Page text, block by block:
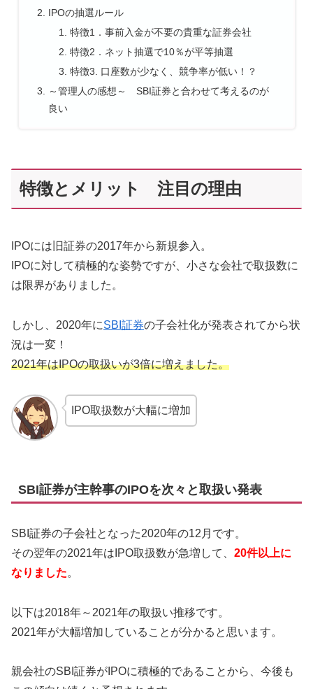
IPOの抽選ルール
特徴1．事前入金が不要の貴重な証券会社
特徴2．ネット抽選で10％が平等抽選
特徴3. 口座数が少なく、競争率が低い！？
～管理人の感想～ SBI証券と合わせて考えるのが
良い
特徴とメリット 注目の理由
IPOには旧証券の2017年から新規参入。
IPOに対して積極的な姿勢ですが、小さな会社で取扱数に
は限界がありました。
しかし、2020年にSBI証券の子会社化が発表されてから状
況は一変！
2021年はIPOの取扱いが3倍に増えました。
IPO取扱数が大幅に増加
SBI証券が主幹事のIPOを次々と取扱い発表
SBI証券の子会社となった2020年の12月です。
その翌年の2021年はIPO取扱数が急増して、 20件以上に
なりました。
以下は2018年～2021年の取扱い推移です。
2021年が大幅増加していることが分かると思います。
親会社のSBI証券がIPOに積極的であることから、今後も